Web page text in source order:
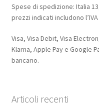
Spese di spedizione: Italia
prezzi indicati includono
Visa, Visa Debit, Visa
Klarna, Apple Pay e Google
bancario.
Articoli recenti